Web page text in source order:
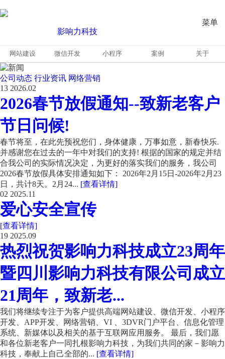
菜单
网站建设 微信开发 小程序 案例 关于
公司动态 行业资讯 网络营销
13 2026.02
2026春节放假通知--致新老客户
节日问候!
春节将至，在此先预祝您们，身体健康，万事如意，新春快乐.
并感谢您在过去的一年中对我们的支持! 根据的国家的规定并结
合我公司的实际情况决定，为更好的落实我们的服务，我公司
2026春节放假具体安排通知如下： 2026年2月15日-2026年2月23
日，共计8天。2月24... [查看详情]
02 2025.11
爱心安全宣传
[查看详情]
19 2025.09
热烈祝贺影响力科技成立23周年
暨四川影响力科技有限公司成立
21周年，致新老...
我们将继续专注于为客户提供高端网站建设、微信开发、小程序
开发、APP开发、网络营销、VI 、3DVR门户平台、信息化管理
系统、新媒体以及相关的基于互联网应用服务。 最后，我们愿
和各位新老客户一同扎根影响力科技，为我们共同的家－影响力
科技，奉献上自己全部的... [查看详情]